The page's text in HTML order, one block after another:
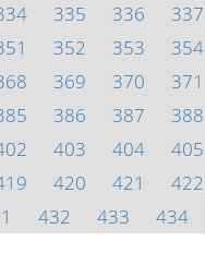
335 336 337
352 353 354
369 370 371
386 387 388
403 404 405
420 421 422
432 433 434